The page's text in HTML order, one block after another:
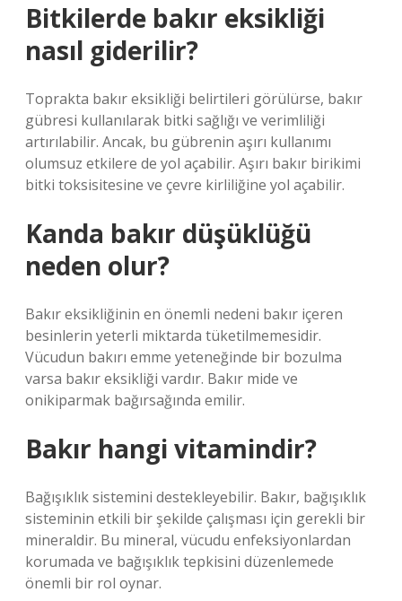
Bitkilerde bakır eksikliği
nasıl giderilir?
Toprakta bakır eksikliği belirtileri görülürse, bakır
gübresi kullanılarak bitki sağlığı ve verimliliği
artırılabilir. Ancak, bu gübrenin aşırı kullanımı
olumsuz etkilere de yol açabilir. Aşırı bakır birikimi
bitki toksisitesine ve çevre kirliliğine yol açabilir.
Kanda bakır düşüklüğü
neden olur?
Bakır eksikliğinin en önemli nedeni bakır içeren
besinlerin yeterli miktarda tüketilmemesidir.
Vücudun bakırı emme yeteneğinde bir bozulma
varsa bakır eksikliği vardır. Bakır mide ve
onikiparmak bağırsağında emilir.
Bakır hangi vitamindir?
Bağışıklık sistemini destekleyebilir. Bakır, bağışıklık
sisteminin etkili bir şekilde çalışması için gerekli bir
mineraldir. Bu mineral, vücudu enfeksiyonlardan
korumada ve bağışıklık tepkisini düzenlemede
önemli bir rol oynar.